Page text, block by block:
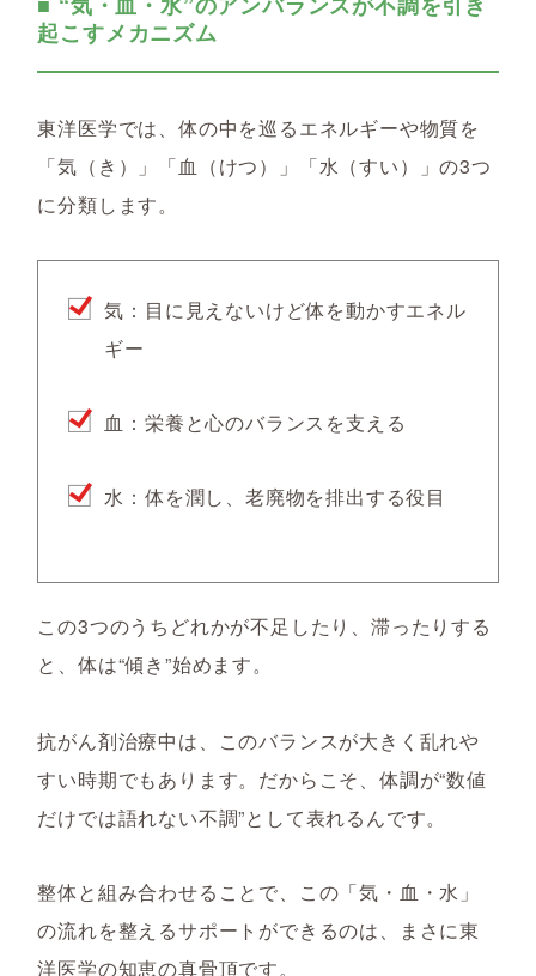
起こすメカニズム
東洋医学では、体の中を巡るエネルギーや物質を
「気（き）」「血（けつ）」「水（すい）」の3つ
に分類します。
気：目に見えないけど体を動かすエネル
ギー
血：栄養と心のバランスを支える
水：体を潤し、老廃物を排出する役目
この3つのうちどれかが不足したり、滞ったりする
と、体は“傾き”始めます。
抗がん剤治療中は、このバランスが大きく乱れや
すい時期でもあります。だからこそ、体調が“数値
だけでは語れない不調”として表れるんです。
整体と組み合わせることで、この「気・血・水」
の流れを整えるサポートができるのは、まさに東
洋医学の知恵の真骨頂です。